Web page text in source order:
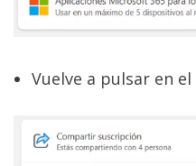
Vuelve a pulsar en el